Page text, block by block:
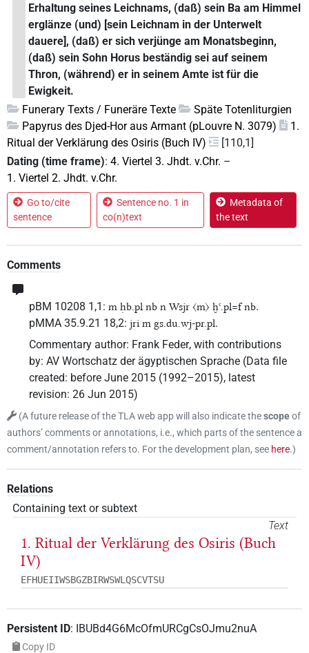
Erhaltung seines Leichnams, (daß) sein Ba am Himmel
erglänze (und) [sein Leichnam in der Unterwelt
dauere], (daß) er sich verjünge am Monatsbeginn,
(daß) sein Sohn Horus beständig sei auf seinem
Thron, (während) er in seinem Amte ist für die
Ewigkeit.
Funerary Texts / Funeräre Texte
Späte Totenliturgien
Papyrus des Djed-Hor aus Armant (pLouvre N. 3079)
1.
Ritual der Verklärung des Osiris (Buch IV)
[110,1]
Dating (time frame): 4. Viertel 3. Jhdt. v.Chr. –
1. Viertel 2. Jhdt. v.Chr.
Go to/cite
sentence
Sentence no. 1 in
co(n)text
Metadata of
the text
Comments
pBM 10208 1,1: m ḥb.pl nb n Wsjr 〈m〉 ḫꜥ.pl=f nb.
pMMA 35.9.21 18,2: jri m gs.du.wj-pr.pl.
Commentary author: Frank Feder, with contributions
by: AV Wortschatz der ägyptischen Sprache (Data file
created: before June 2015 (1992–2015), latest
revision: 26 Jun 2015)
(A future release of the TLA web app will also indicate thescopeof
authors’ comments or annotations, i.e., which parts of the sentence a
comment/annotation refers to. For the development plan, see here.)
Relations
Containing text or subtext
Text
1. Ritual der Verklärung des Osiris (Buch
IV)
EFHUEIIWSBGZBIRWSWLQSCVTSU
Persistent ID: IBUBd4G6McOfmURCgCsOJmu2nuA
Copy ID